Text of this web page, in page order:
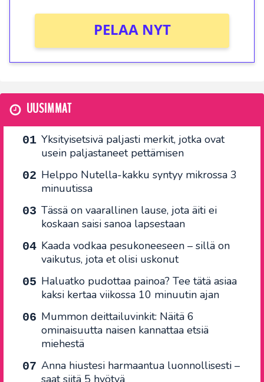
PELAA NYT
UUSIMMAT
Yksityisetsivä paljasti merkit, jotka ovat
usein paljastaneet pettämisen
Helppo Nutella-kakku syntyy mikrossa 3
minuutissa
Tässä on vaarallinen lause, jota äiti ei
koskaan saisi sanoa lapsestaan
Kaada vodkaa pesukoneeseen – sillä on
vaikutus, jota et olisi uskonut
Haluatko pudottaa painoa? Tee tätä asiaa
kaksi kertaa viikossa 10 minuutin ajan
Mummon deittailuvinkit: Näitä 6
ominaisuutta naisen kannattaa etsiä
miehestä
Anna hiustesi harmaantua luonnollisesti –
saat siitä 5 hyötyä